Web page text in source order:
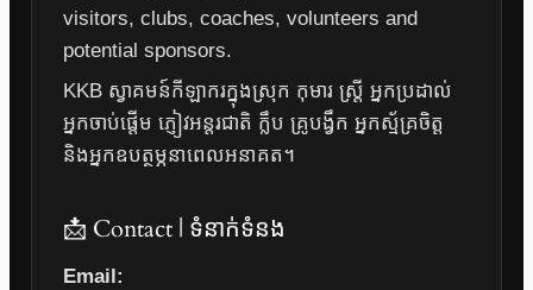
visitors, clubs, coaches, volunteers and
potential sponsors.
KKB ស្វាគមន៍កីឡាករក្នុងស្រុក កុមារ ស្ត្រី អ្នកប្រដាល់
អ្នកចាប់ផ្តើម ភ្ញៀវអន្តរជាតិ ក្លឹប គ្រូបង្វឹក អ្នកស្ម័គ្រចិត្ត
និងអ្នកឧបត្ថម្ភនាពេលអនាគត។
📩 Contact | ទំនាក់ទំនង
Email: